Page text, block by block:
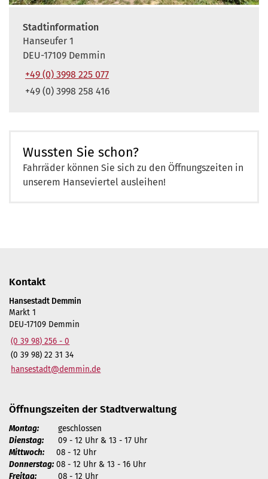
Stadtinformation
Hanseufer 1
DEU-17109 Demmin
+49 (0) 3998 225 077
+49 (0) 3998 258 416
Wussten Sie schon?
Fahrräder können Sie sich zu den Öffnungszeiten in
unserem Hanseviertel ausleihen!
Kontakt
Hansestadt Demmin
Markt 1
DEU-17109 Demmin
(0 39 98) 256 - 0
(0 39 98) 22 31 34
hansestadt@demmin.de
Öffnungszeiten der Stadtverwaltung
Montag: geschlossen
Dienstag: 09 - 12 Uhr & 13 - 17 Uhr
Mittwoch: 08 - 12 Uhr
Donnerstag: 08 - 12 Uhr & 13 - 16 Uhr
Freitag: 08 - 12 Uhr